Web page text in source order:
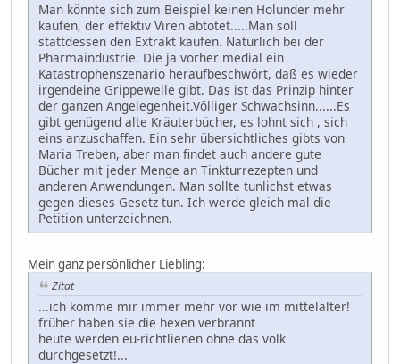
Man könnte sich zum Beispiel keinen Holunder mehr
kaufen, der effektiv Viren abtötet.....Man soll
stattdessen den Extrakt kaufen. Natürlich bei der
Pharmaindustrie. Die ja vorher medial ein
Katastrophenszenario heraufbeschwört, daß es wieder
irgendeine Grippewelle gibt. Das ist das Prinzip hinter
der ganzen Angelegenheit.Völliger Schwachsinn......Es
gibt genügend alte Kräuterbücher, es lohnt sich , sich
eins anzuschaffen. Ein sehr übersichtliches gibts von
Maria Treben, aber man findet auch andere gute
Bücher mit jeder Menge an Tinkturrezepten und
anderen Anwendungen. Man sollte tunlichst etwas
gegen dieses Gesetz tun. Ich werde gleich mal die
Petition unterzeichnen.
Mein ganz persönlicher Liebling:
Zitat
...ich komme mir immer mehr vor wie im mittelalter!
früher haben sie die hexen verbrannt
heute werden eu-richtlienen ohne das volk
durchgesetzt!...